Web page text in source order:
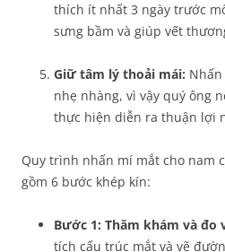
thích ít nhất 3 ngày trước
sưng bầm và giúp vết
Giữ tâm lý thoải mái:
nhẹ nhàng, vì vậy quý ông
thực hiện diễn ra thuận lợi
Quy trình nhấn mí mắt cho nam
gồm 6 bước khép kín:
Bước 1: Thăm khám và đo
tích cấu trúc mắt và vẽ